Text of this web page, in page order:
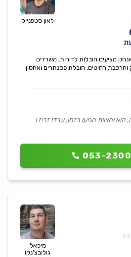
לאון סטפניוק
053-
מציעים הובלות לדירות, משרדים
והרכבת רהיטים, הובלת פסנתרים ואחסון
והצוות הגיעו בזמן, עבדו זריז ו
מיכאל
גולובצ'נקו